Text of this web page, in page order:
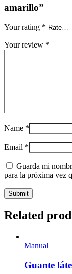
amarillo”
Your rating *
Your review *
Name *
Email *
Guarda mi
para la próxima vez
Related
Manual
Guante